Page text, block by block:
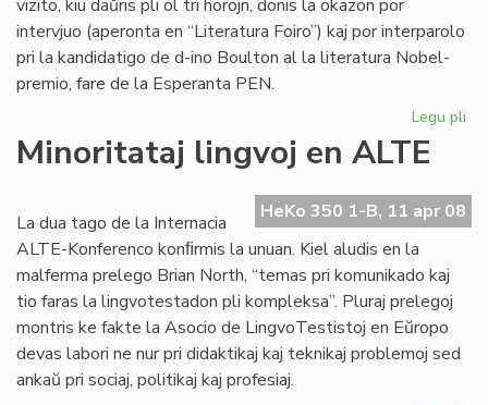
vizito, kiu daŭris pli ol tri horojn, donis la okazon por
intervjuo (aperonta en “Literatura Foiro”) kaj por interparolo
pri la kandidatigo de d-ino Boulton al la literatura Nobel-
premio, fare de la Esperanta PEN.
Legu pli
Minoritataj lingvoj en ALTE
HeKo 350 1-B, 11 apr 08
La dua tago de la Internacia
ALTE-Konferenco konﬁrmis la unuan. Kiel aludis en la
malferma prelego Brian North, “temas pri komunikado kaj
tio faras la lingvotestadon pli kompleksa”. Pluraj prelegoj
montris ke fakte la Asocio de LingvoTestistoj en Eŭropo
devas labori ne nur pri didaktikaj kaj teknikaj problemoj sed
ankaŭ pri sociaj, politikaj kaj profesiaj.